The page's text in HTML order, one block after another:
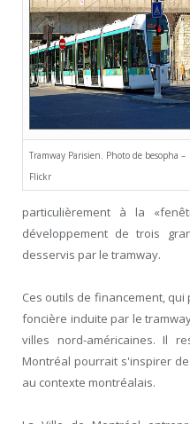
Tramway Parisien. Photo de besopha –
Flickr
particulièrement à la
développement de trois
desservis par le tramway.
Ces outils de financement,
foncière induite par le
villes nord-américaines. Il
Montréal pourrait s'inspirer
au contexte montréalais.